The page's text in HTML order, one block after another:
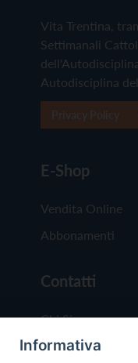
Vita Trentina,
Settimanali
Autodisciplina
E-Shop
Vendita Online
Abbonamenti
Contatti
Chi Siamo
Redazione
Informativa